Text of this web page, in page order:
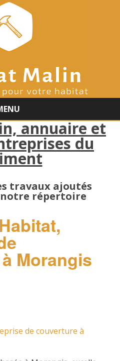
Skip
to
content
annuaire et
du
travaux ajoutés
répertoire
Morangis
de couverture à